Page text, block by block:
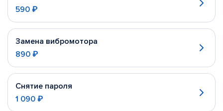
590 ₽
Замена вибромотора
890 ₽
Снятие пароля
1 090 ₽